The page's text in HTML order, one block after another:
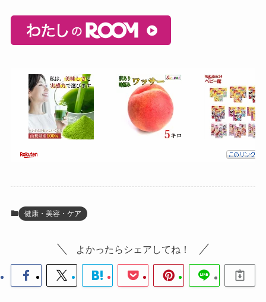
健康・美容・ケア
よかったらシェアしてね！